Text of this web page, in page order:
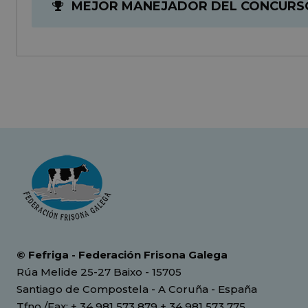
MEJOR MANEJADOR DEL
© Fefriga - Federación Frisona Galega
Rúa Melide 25-27 Baixo - 15705
Santiago de Compostela - A Coruña - España